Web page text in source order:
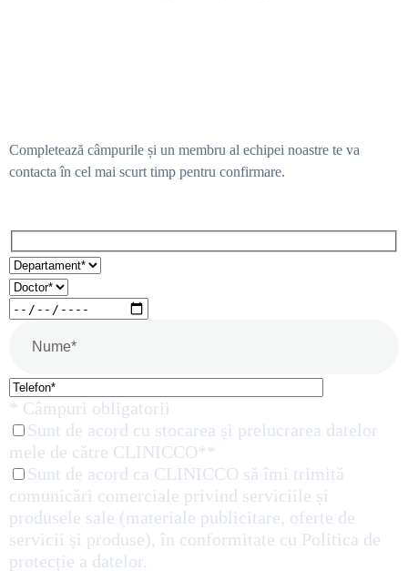
Completează câmpurile și un membru al echipei noastre te va
contacta în cel mai scurt timp pentru confirmare.
* Câmpuri obligatorii
Sunt de acord cu stocarea și prelucrarea datelor
mele de către CLINICCO**
Sunt de acord ca CLINICCO să îmi trimită
comunicări comerciale privind serviciile și
produsele sale (materiale publicitare, oferte de
servicii și produse), în conformitate cu Politica de
protecție a datelor.